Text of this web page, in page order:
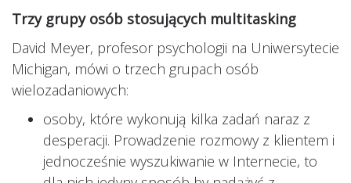
Trzy grupy osób stosujących multitasking
David Meyer, profesor psychologii na Uniwersytecie
Michigan, mówi o trzech grupach osób
wielozadaniowych:
osoby, które wykonują kilka zadań naraz z
desperacji. Prowadzenie rozmowy z klientem i
jednocześnie wyszukiwanie w Internecie, to